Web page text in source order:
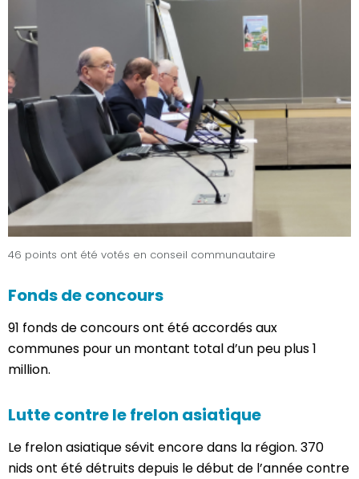
46 points ont été votés en conseil communautaire
Fonds de concours
91 fonds de concours ont été accordés aux
communes pour un montant total d’un peu plus 1
million.
Lutte contre le frelon asiatique
Le frelon asiatique sévit encore dans la région. 370
nids ont été détruits depuis le début de l’année contre